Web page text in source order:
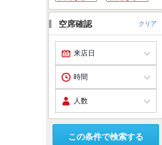
空席確認 クリア
この条件で検索する